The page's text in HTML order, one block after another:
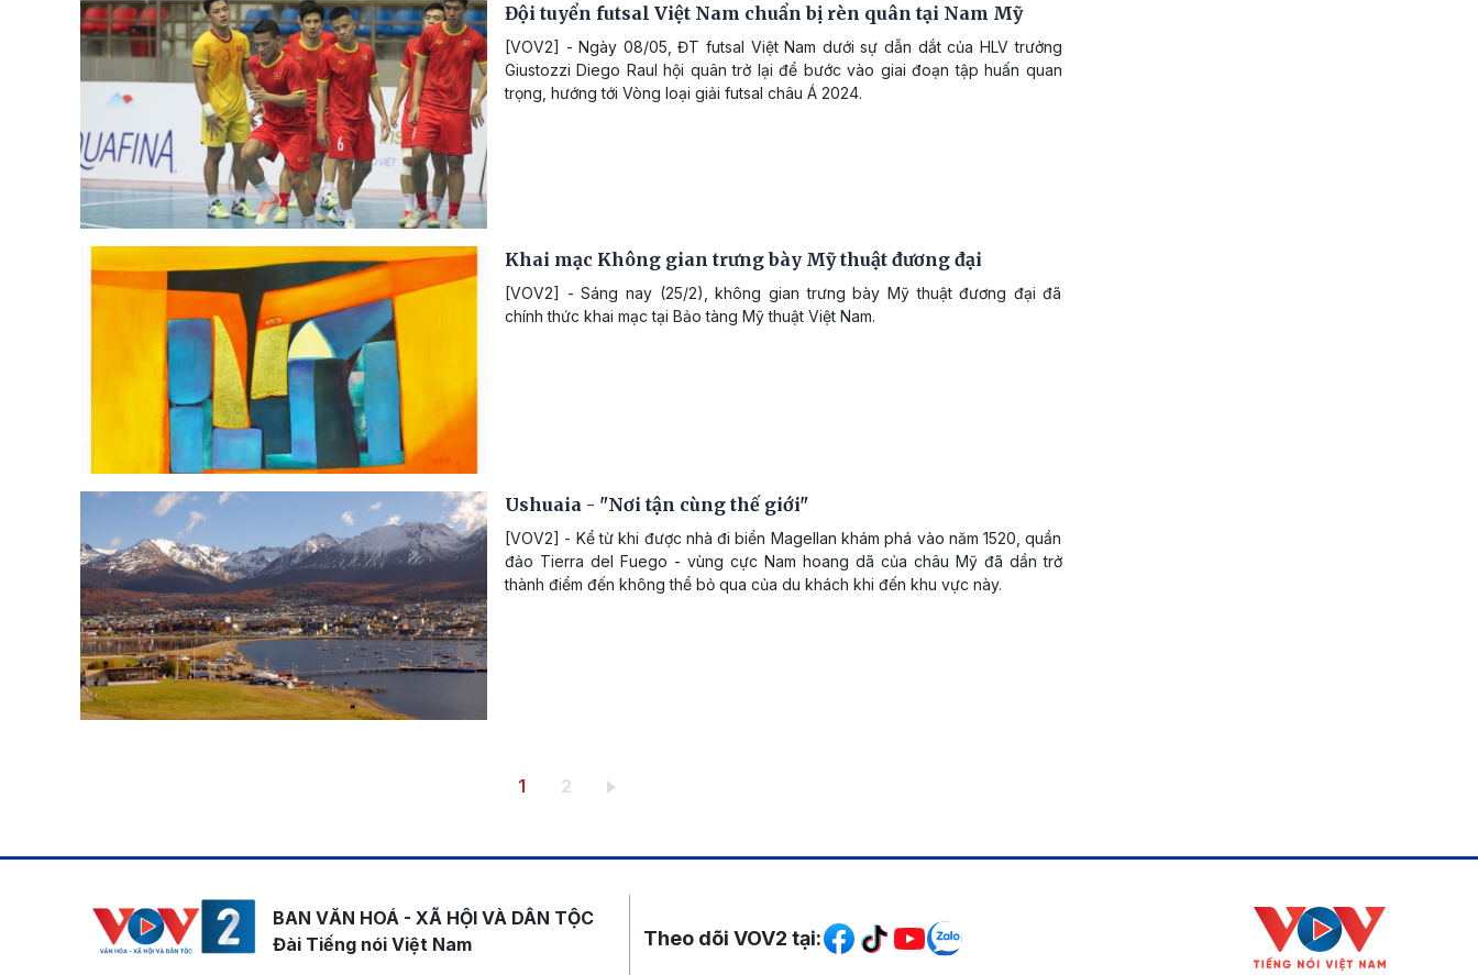
Đội tuyển futsal Việt Nam chuẩn bị rèn quân tại Nam Mỹ
[VOV2] - Ngày 08/05, ĐT futsal Việt Nam dưới sự dẫn dắt của HLV trưởng
Giustozzi Diego Raul hội quân trở lại để bước vào giai đoạn tập huấn quan
trọng, hướng tới Vòng loại giải futsal châu Á 2024.
Khai mạc Không gian trưng bày Mỹ thuật đương đại
[VOV2] - Sáng nay (25/2), không gian trưng bày Mỹ thuật đương đại đã
chính thức khai mạc tại Bảo tàng Mỹ thuật Việt Nam.
Ushuaia - "Nơi tận cùng thế giới"
[VOV2] - Kể từ khi được nhà đi biển Magellan khám phá vào năm 1520, quần
đảo Tierra del Fuego - vùng cực Nam hoang dã của châu Mỹ đã dần trở
thành điểm đến không thể bỏ qua của du khách khi đến khu vực này.
Trang hiện thời
1 Trang
2
BAN VĂN HOÁ - XÃ HỘI VÀ DÂN TỘC
Đài Tiếng nói Việt Nam
Mạng xã hội
Theo dõi VOV2 tại: